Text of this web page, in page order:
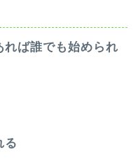
れば誰でも始められ
る